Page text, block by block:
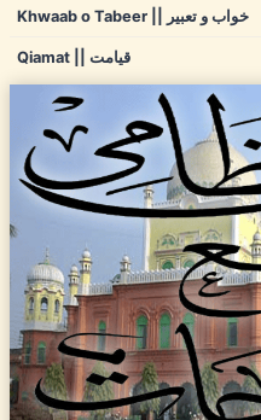
Khwaab o Tabeer || خواب و تعبیر
Qiamat || قیامت